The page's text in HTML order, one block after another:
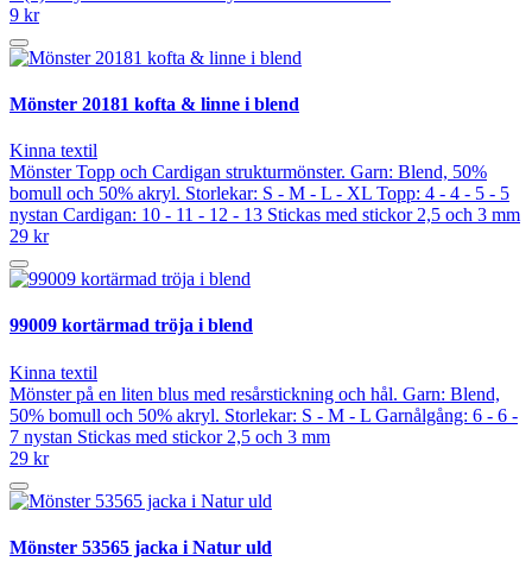
9 kr
Mönster 20181 kofta & linne i blend
Kinna textil
Mönster Topp och Cardigan strukturmönster. Garn: Blend, 50%
bomull och 50% akryl. Storlekar: S - M - L - XL Topp: 4 - 4 - 5 - 5
nystan Cardigan: 10 - 11 - 12 - 13 Stickas med stickor 2,5 och 3 mm
29 kr
99009 kortärmad tröja i blend
Kinna textil
Mönster på en liten blus med resårstickning och hål. Garn: Blend,
50% bomull och 50% akryl. Storlekar: S - M - L Garnålgång: 6 - 6 -
7 nystan Stickas med stickor 2,5 och 3 mm
29 kr
Mönster 53565 jacka i Natur uld